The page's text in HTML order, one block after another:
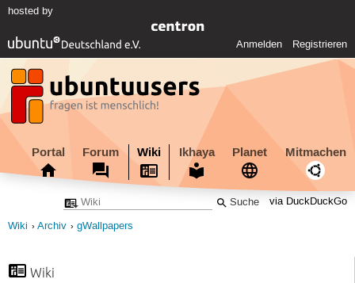
hosted by
Anmelden Registrieren
Portal Forum Wiki Ikhaya Planet Mitmachen
via DuckDuckGo
Wiki Archiv gWallpapers
Wiki